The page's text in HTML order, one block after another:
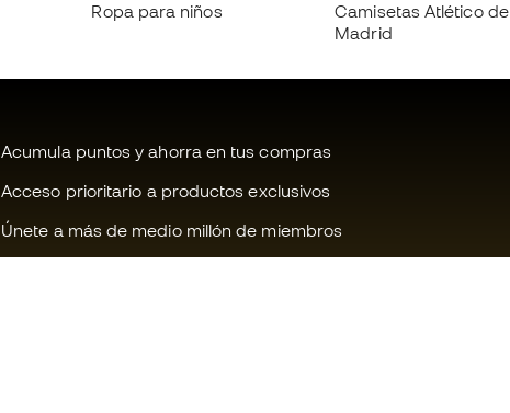
Ropa para niños
Camisetas Atlético de
Madrid
Acumula puntos y ahorra en tus compras
Acceso prioritario a productos exclusivos
Únete a más de medio millón de miembros